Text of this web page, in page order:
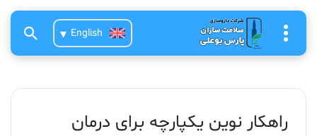
English
راهکار نوین یکپارچه برای درمان